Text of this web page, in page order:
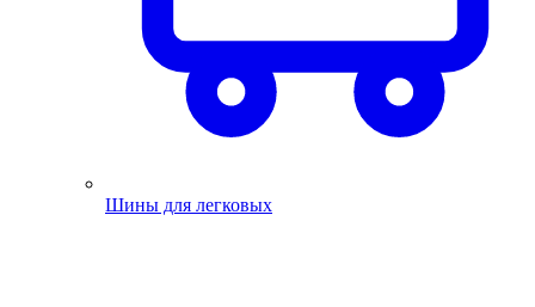
Шины для легковых